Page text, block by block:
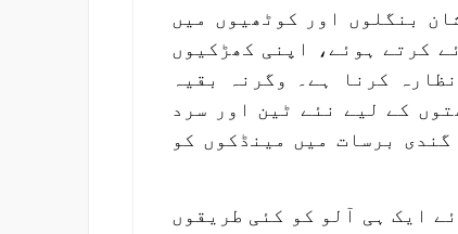
بنگلوں اور کوٹھیوں میں
کرتے ہوئے، اپنی کھڑکیوں
کرنا ہے۔ وگرنہ بقیہ
کے لیے نئے ٹین اور سرد
برسات میں مینڈکوں کو
ایک ہی آلو کو کئی طریقوں